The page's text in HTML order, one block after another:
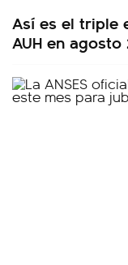
Así es el triple
AUH en agosto